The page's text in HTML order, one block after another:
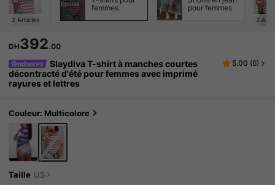
2 Articles
Épuisé
femmes
pour femmes
2
DH392.00
Slaydiva T-shirt à manches courtes
décontracté d'été pour femmes avec imprimé
rayures et lettres
5.00 (6)
Couleur: Multicolore
Taille US